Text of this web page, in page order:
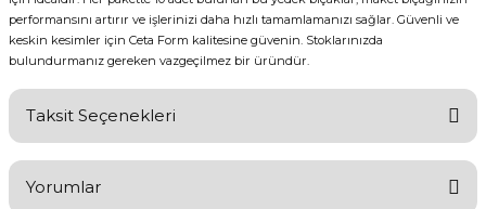
performansını artırır ve işlerinizi daha hızlı tamamlamanızı sağlar. Güvenli ve
keskin kesimler için Ceta Form kalitesine güvenin. Stoklarınızda
bulundurmanız gereken vazgeçilmez bir üründür.
Taksit Seçenekleri
Yorumlar